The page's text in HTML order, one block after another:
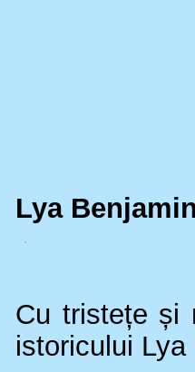
Lya
Cu tristețe și
istoricului